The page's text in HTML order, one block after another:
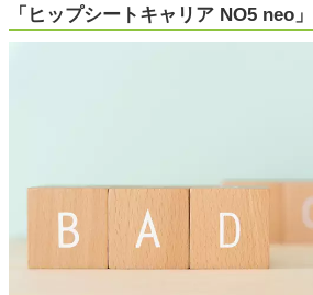
「ヒップシートキャリア NO5 neo